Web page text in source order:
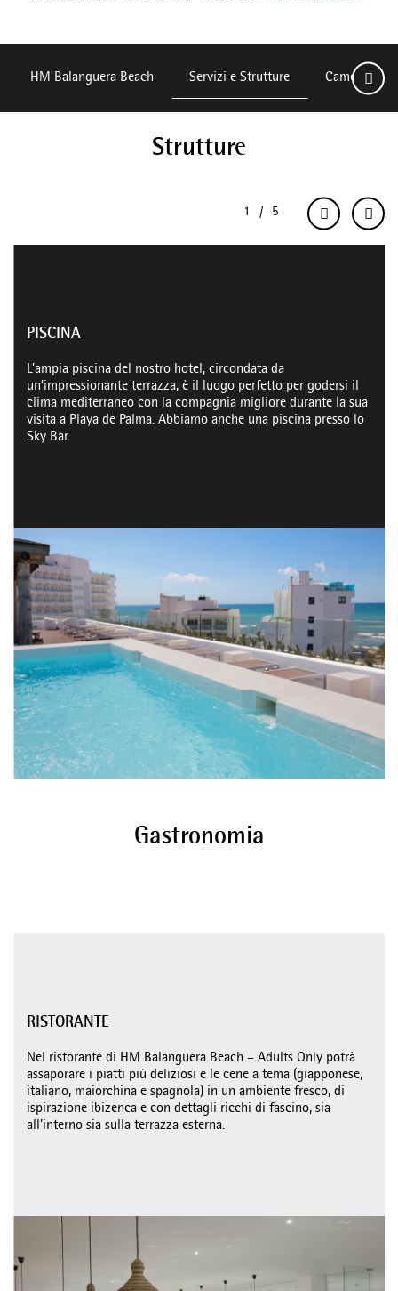
HM Balanguera Beach Servizi e Strutture Camere
Strutture
PISCINA
L’ampia piscina del nostro hotel, circondata da
un’impressionante terrazza, è il luogo perfetto per godersi il
clima mediterraneo con la compagnia migliore durante la sua
visita a Playa de Palma. Abbiamo anche una piscina presso lo
Sky Bar.
Gastronomia
RISTORANTE
Nel ristorante di HM Balanguera Beach – Adults Only potrà
assaporare i piatti più deliziosi e le cene a tema (giapponese,
italiano, maiorchina e spagnola) in un ambiente fresco, di
ispirazione ibizenca e con dettagli ricchi di fascino, sia
all’interno sia sulla terrazza esterna.